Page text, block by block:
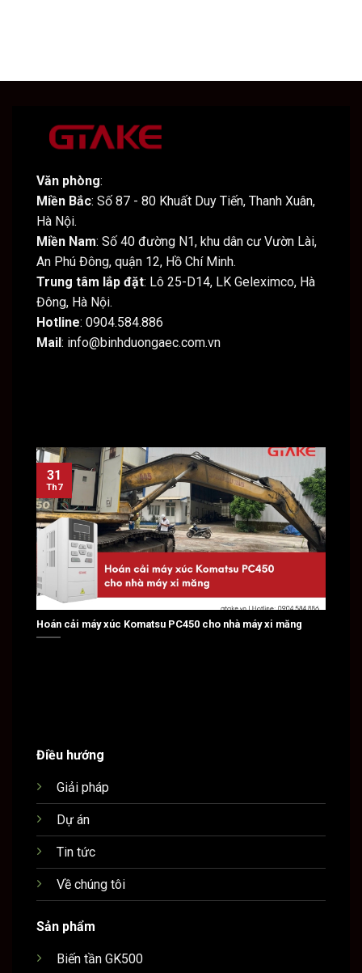
Văn phòng:
Miền Bắc: Số 87 - 80 Khuất Duy Tiến, Thanh Xuân,
Hà Nội.
Miền Nam: Số 40 đường N1, khu dân cư Vườn Lài,
An Phú Đông, quận 12, Hồ Chí Minh.
Trung tâm lắp đặt: Lô 25-D14, LK Geleximco, Hà
Đông, Hà Nội.
Hotline: 0904.584.886
Mail: info@binhduongaec.com.vn
Điều hướng
Giải pháp
Dự án
Tin tức
Về chúng tôi
Sản phẩm
Biến tần GK500
Hoán cải máy xúc Komatsu PC450 cho nhà máy xi măng
31
Th7